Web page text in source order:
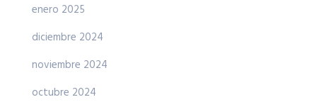
enero 2025
diciembre 2024
noviembre 2024
octubre 2024